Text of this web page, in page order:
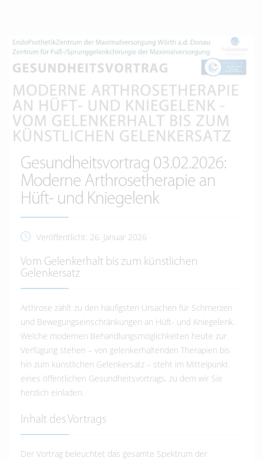
Gesundheitsvortrag 03.02.2026:
Moderne Arthrosetherapie an
Hüft- und Kniegelenk
Veröffentlicht: 26. Januar 2026
Vom Gelenkerhalt bis zum künstlichen
Gelenkersatz
Arthrose zählt zu den häufigsten Ursachen für Schmerzen
und Bewegungseinschränkungen an Hüft- und Kniegelenk.
Welche modernen Behandlungsmöglichkeiten heute zur
Verfügung stehen – von gelenkerhaltenden Therapien bis
hin zum künstlichen Gelenkersatz – steht im Mittelpunkt
eines öffentlichen Gesundheitsvortrags, zu dem wir Sie
herzlich einladen.
Inhalt des Vortrags
Der Vortrag beleuchtet das gesamte Spektrum der